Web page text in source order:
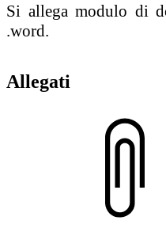
Si allega modulo di
.word.
Allegati